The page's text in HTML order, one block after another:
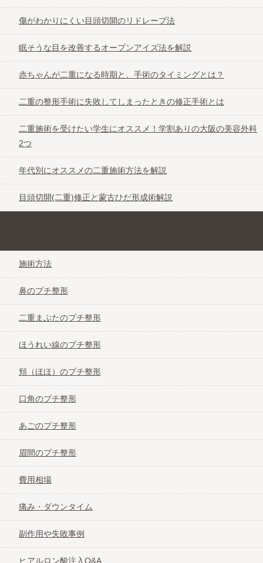
傷がわかりにくい目頭切開のリドレープ法
眠そうな目を改善するオープンアイズ法を解説
赤ちゃんが二重になる時期と、手術のタイミングとは？
二重の整形手術に失敗してしまったときの修正手術とは
二重施術を受けたい学生にオススメ！学割ありの大阪の美容外科
2つ
年代別にオススメの二重施術方法を解説
目頭切開(二重)修正と蒙古ひだ形成術解説
施術方法
鼻のプチ整形
二重まぶたのプチ整形
ほうれい線のプチ整形
頬（ほほ）のプチ整形
口角のプチ整形
あごのプチ整形
眉間のプチ整形
費用相場
痛み・ダウンタイム
副作用や失敗事例
ヒアルロン酸注入Q&A